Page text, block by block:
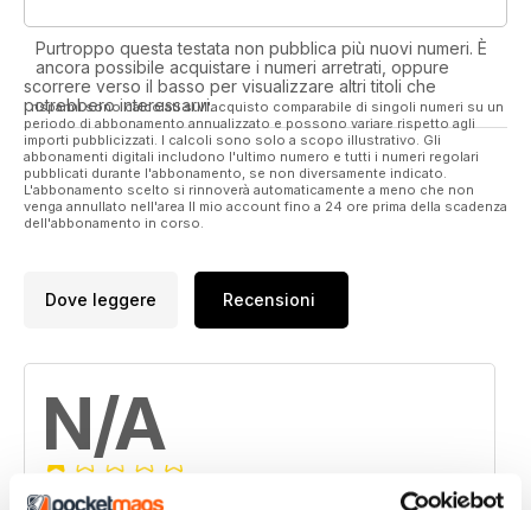
Purtroppo questa testata non pubblica più nuovi numeri. È
ancora possibile acquistare i numeri arretrati, oppure
scorrere verso il basso per visualizzare altri titoli che
potrebbero interessarvi.
I risparmi sono calcolati sull'acquisto comparabile di singoli numeri su un
periodo di abbonamento annualizzato e possono variare rispetto agli
importi pubblicizzati. I calcoli sono solo a scopo illustrativo. Gli
abbonamenti digitali includono l'ultimo numero e tutti i numeri regolari
pubblicati durante l'abbonamento, se non diversamente indicato.
L'abbonamento scelto si rinnoverà automaticamente a meno che non
venga annullato nell'area Il mio account fino a 24 ore prima della scadenza
dell'abbonamento in corso.
Dove leggere Recensioni
N/A